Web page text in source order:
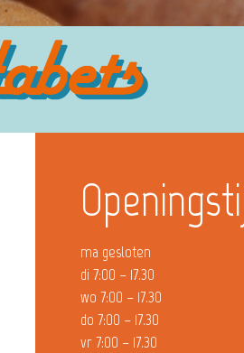
ma gesloten
di 7:00 – 17.30
wo 7:00 – 17.30
do 7:00 – 17.30
vr 7:00 – 17.30